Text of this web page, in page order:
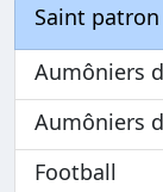
Saint patron
Aumôniers
Aumôniers
Football